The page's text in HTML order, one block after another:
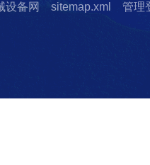
设备网 sitemap.xml 管理